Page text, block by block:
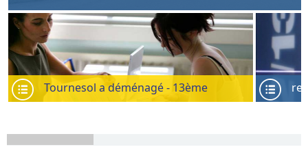
Pour des élèves de 11 à 20 ans présentant des troubles cognitifs ou
Enseignement individualisé et diversifié
Tournesol a déménagé - 13ème
Tournesol a déménagé dans le 13ème en janvier 2021
au 5 rue Yéo Thomas 75013